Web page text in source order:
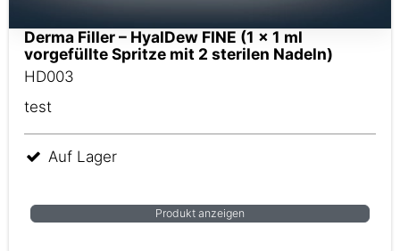
Derma Filler – HyalDew FINE (1 x 1 ml
vorgefüllte Spritze mit 2 sterilen Nadeln)
HD003
test
Auf Lager
Produkt anzeigen